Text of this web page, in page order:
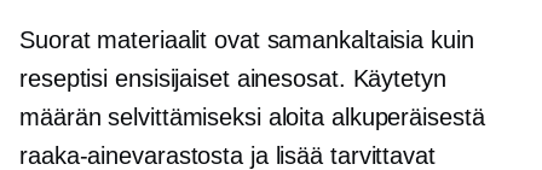
Suorat materiaalit ovat samankaltaisia ​​kuin
reseptisi ensisijaiset ainesosat. Käytetyn
määrän selvittämiseksi aloita alkuperäisestä
raaka-ainevarastosta ja lisää tarvittavat